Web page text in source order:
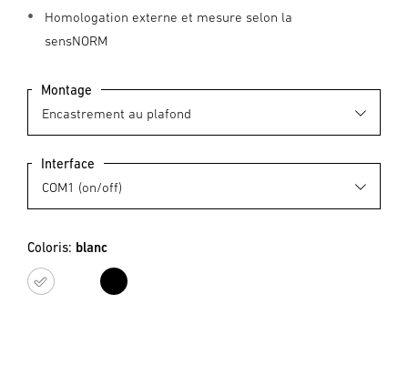
Homologation externe et mesure selon la
sensNORM
Montage
Interface
Coloris: blanc
blanc noir